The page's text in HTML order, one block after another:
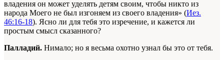
владения он может уделять детям своим, чтобы никто из
народа Моего не был изгоняем из своего владения» (Иез.
46:16-18). Ясно ли для тебя это изречение, и кажется ли
простым смысл сказанного?
Палладий. Нимало; но я весьма охотно узнал бы это от тебя.